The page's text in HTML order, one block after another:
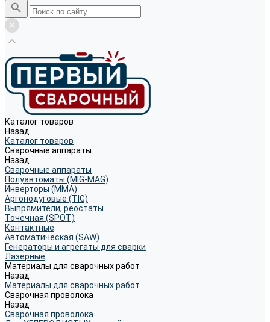
Каталог товаров
Назад
Каталог товаров
Сварочные аппараты
Назад
Сварочные аппараты
Полуавтоматы (MIG-MAG)
Инверторы (MMA)
Аргонодуговые (TIG)
Выпрямители, реостаты
Точечная (SPOT)
Контактные
Автоматическая (SAW)
Генераторы и агрегаты для сварки
Лазерные
Материалы для сварочных работ
Назад
Материалы для сварочных работ
Сварочная проволока
Назад
Сварочная проволока